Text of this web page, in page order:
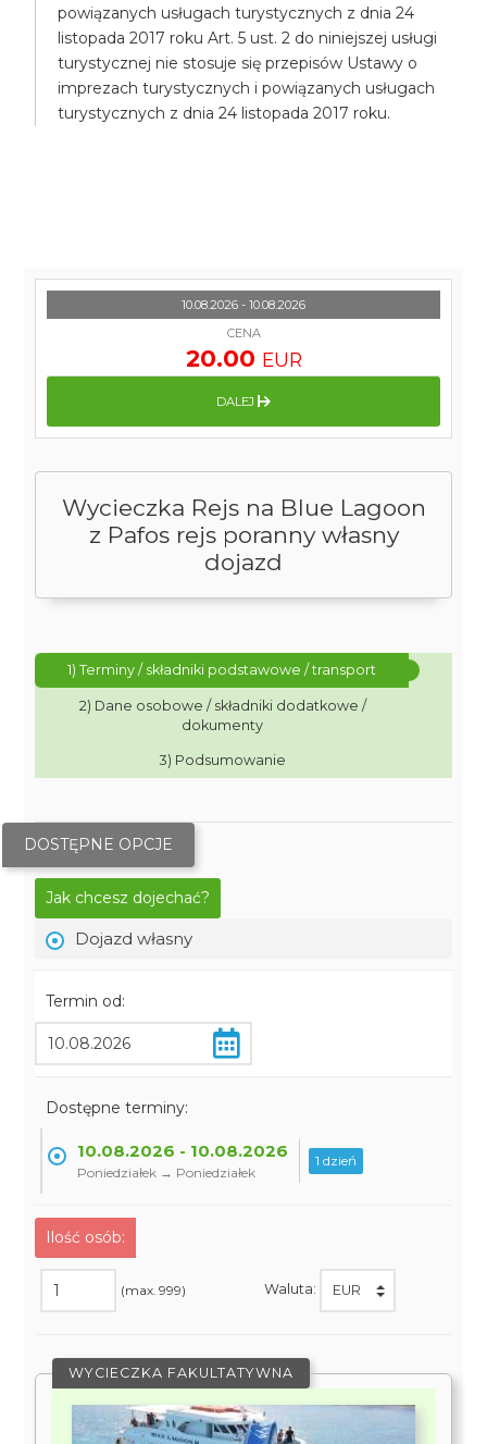
powiązanych usługach turystycznych z dnia 24
listopada 2017 roku Art. 5 ust. 2 do niniejszej usługi
turystycznej nie stosuje się przepisów Ustawy o
imprezach turystycznych i powiązanych usługach
turystycznych z dnia 24 listopada 2017 roku.
Wycieczka Rejs na Blue Lagoon
z Pafos rejs poranny własny
dojazd
1) Terminy / składniki podstawowe / transport
2) Dane osobowe / składniki dodatkowe /
dokumenty
3) Podsumowanie
DOSTĘPNE OPCJE
Jak chcesz dojechać?
Dojazd własny
Termin od:
Dostępne terminy:
10.08.2026 - 10.08.2026
Poniedziałek → Poniedziałek
1 dzień
Ilość osób:
(max. 999) Waluta:
WYCIECZKA FAKULTATYWNA
10.08.2026 - 10.08.2026
CENA
20.00 EUR
DALEJ